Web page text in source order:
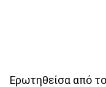
Ερωτηθείσα από